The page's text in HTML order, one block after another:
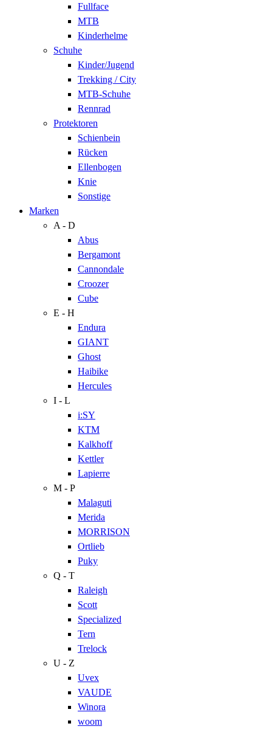
Fullface
MTB
Kinderhelme
Schuhe
Kinder/Jugend
Trekking / City
MTB-Schuhe
Rennrad
Protektoren
Schienbein
Rücken
Ellenbogen
Knie
Sonstige
Marken
A - D
Abus
Bergamont
Cannondale
Croozer
Cube
E - H
Endura
GIANT
Ghost
Haibike
Hercules
I - L
i:SY
KTM
Kalkhoff
Kettler
Lapierre
M - P
Malaguti
Merida
MORRISON
Ortlieb
Puky
Q - T
Raleigh
Scott
Specialized
Tern
Trelock
U - Z
Uvex
VAUDE
Winora
woom